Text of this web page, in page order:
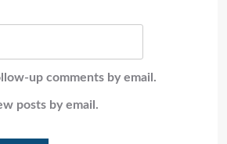
up comments by email.
posts by email.